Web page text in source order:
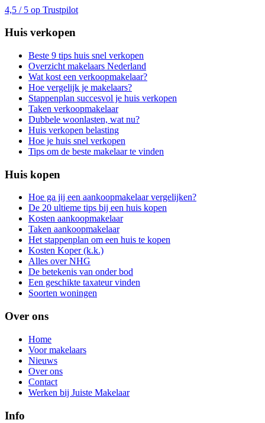
4,5 / 5 op Trustpilot
Huis verkopen
Beste 9 tips huis snel verkopen
Overzicht makelaars Nederland
Wat kost een verkoopmakelaar?
Hoe vergelijk je makelaars?
Stappenplan succesvol je huis verkopen
Taken verkoopmakelaar
Dubbele woonlasten, wat nu?
Huis verkopen belasting
Hoe je huis snel verkopen
Tips om de beste makelaar te vinden
Huis kopen
Hoe ga jij een aankoopmakelaar vergelijken?
De 20 ultieme tips bij een huis kopen
Kosten aankoopmakelaar
Taken aankoopmakelaar
Het stappenplan om een huis te kopen
Kosten Koper (k.k.)
Alles over NHG
De betekenis van onder bod
Een geschikte taxateur vinden
Soorten woningen
Over ons
Home
Voor makelaars
Nieuws
Over ons
Contact
Werken bij Juiste Makelaar
Info